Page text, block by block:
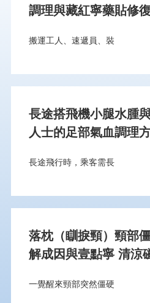
調理與藏紅寧藥貼修復
搬運工人、速遞員、裝
長途搭飛機小腿水腫
人士的足部氣血調理
長途飛行時，乘客需長
落枕（瞓捩頸）頸部
解成因與壹點寧 清涼
一覺醒來頸部突然僵硬